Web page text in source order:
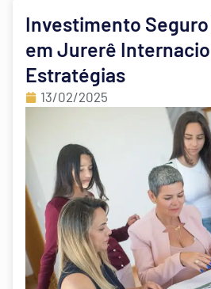
Investimento
em Jurerê
Estratégias
13/02/2025